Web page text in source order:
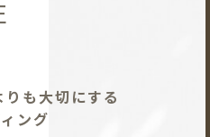
も大切にする
ング